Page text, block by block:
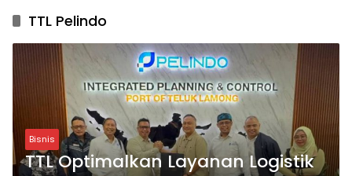
TTL Pelindo
Bisnis
TTL Optimalkan Layanan Logistik